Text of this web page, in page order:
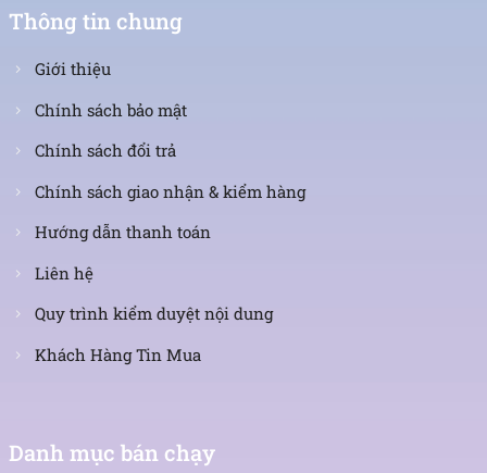
Thông tin chung
Giới thiệu
Chính sách bảo mật
Chính sách đổi trả
Chính sách giao nhận & kiểm hàng
Hướng dẫn thanh toán
Liên hệ
Quy trình kiểm duyệt nội dung
Khách Hàng Tin Mua
Danh mục bán chạy